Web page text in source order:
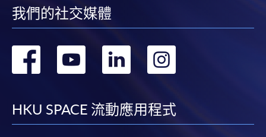
我們的社交媒體
轉
facebook
轉
youtube
轉
linkedin
HKU SPACE 流動應用程式